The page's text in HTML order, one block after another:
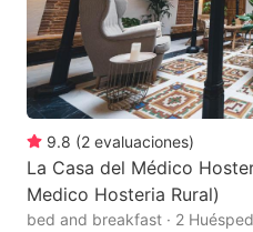
9.8 (2 evaluaciones)
La Casa del Médico
Medico Hosteria Rural)
bed and breakfast · 2